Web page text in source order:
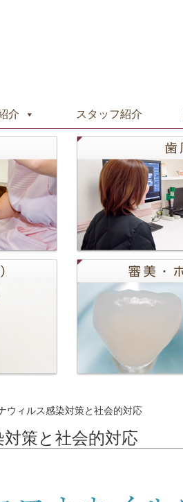
介 スタッフ紹介
ウィルス感染対策と社会的対応
策と社会的対応